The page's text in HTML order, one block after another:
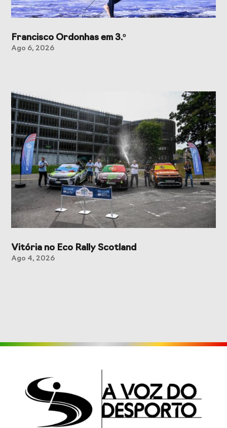
Francisco Ordonhas em 3.º
Ago 6, 2026
Vitória no Eco Rally Scotland
Ago 4, 2026